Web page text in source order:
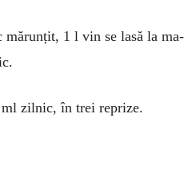
mărunțit, 1 l vin se lasă la ma­
ml zilnic, în trei reprize.